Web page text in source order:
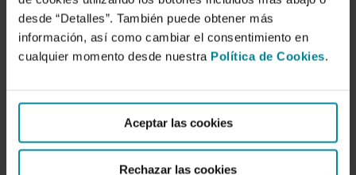
desde “Detalles”. También puede obtener más
información, así como cambiar el consentimiento en
cualquier momento desde nuestra Política de Cookies.
Aceptar las cookies
Rechazar las cookies
a la sociedad española de personas de otros…